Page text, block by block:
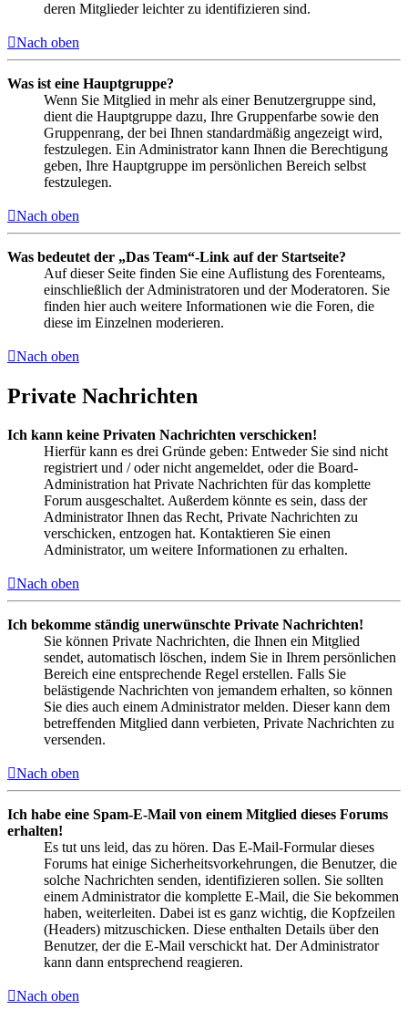
deren Mitglieder leichter zu identifizieren sind.
Nach oben
Was ist eine Hauptgruppe?
Wenn Sie Mitglied in mehr als einer Benutzergruppe sind,
dient die Hauptgruppe dazu, Ihre Gruppenfarbe sowie den
Gruppenrang, der bei Ihnen standardmäßig angezeigt wird,
festzulegen. Ein Administrator kann Ihnen die Berechtigung
geben, Ihre Hauptgruppe im persönlichen Bereich selbst
festzulegen.
Nach oben
Was bedeutet der „Das Team“-Link auf der Startseite?
Auf dieser Seite finden Sie eine Auflistung des Forenteams,
einschließlich der Administratoren und der Moderatoren. Sie
finden hier auch weitere Informationen wie die Foren, die
diese im Einzelnen moderieren.
Nach oben
Private Nachrichten
Ich kann keine Privaten Nachrichten verschicken!
Hierfür kann es drei Gründe geben: Entweder Sie sind nicht
registriert und / oder nicht angemeldet, oder die Board-
Administration hat Private Nachrichten für das komplette
Forum ausgeschaltet. Außerdem könnte es sein, dass der
Administrator Ihnen das Recht, Private Nachrichten zu
verschicken, entzogen hat. Kontaktieren Sie einen
Administrator, um weitere Informationen zu erhalten.
Nach oben
Ich bekomme ständig unerwünschte Private Nachrichten!
Sie können Private Nachrichten, die Ihnen ein Mitglied
sendet, automatisch löschen, indem Sie in Ihrem persönlichen
Bereich eine entsprechende Regel erstellen. Falls Sie
belästigende Nachrichten von jemandem erhalten, so können
Sie dies auch einem Administrator melden. Dieser kann dem
betreffenden Mitglied dann verbieten, Private Nachrichten zu
versenden.
Nach oben
Ich habe eine Spam-E-Mail von einem Mitglied dieses Forums
erhalten!
Es tut uns leid, das zu hören. Das E-Mail-Formular dieses
Forums hat einige Sicherheitsvorkehrungen, die Benutzer, die
solche Nachrichten senden, identifizieren sollen. Sie sollten
einem Administrator die komplette E-Mail, die Sie bekommen
haben, weiterleiten. Dabei ist es ganz wichtig, die Kopfzeilen
(Headers) mitzuschicken. Diese enthalten Details über den
Benutzer, der die E-Mail verschickt hat. Der Administrator
kann dann entsprechend reagieren.
Nach oben